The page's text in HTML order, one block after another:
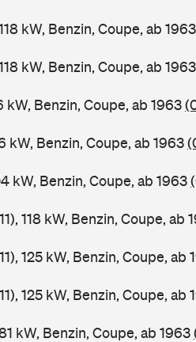
kW, Benzin, Coupe, ab 1963
kW, Benzin, Coupe, ab 1963
kW, Benzin, Coupe, ab 1963
kW, Benzin, Coupe, ab 1963
kW, Benzin, Coupe, ab 1963
118 kW, Benzin, Coupe, ab
125 kW, Benzin, Coupe, ab
125 kW, Benzin, Coupe, ab
kW, Benzin, Coupe, ab 1963